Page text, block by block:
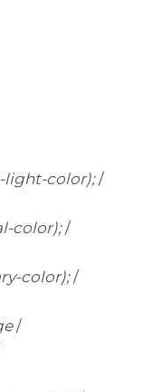
light-color);/
color);/
color);/
/